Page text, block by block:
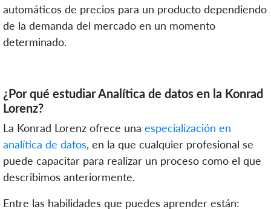
automáticos de precios para un producto dependiendo
de la demanda del mercado en un momento
determinado.
¿Por qué estudiar Analítica de datos en la Konrad
Lorenz?
La Konrad Lorenz ofrece una especialización en
analítica de datos, en la que cualquier profesional se
puede capacitar para realizar un proceso como el que
describimos anteriormente.
Entre las habilidades que puedes aprender están: